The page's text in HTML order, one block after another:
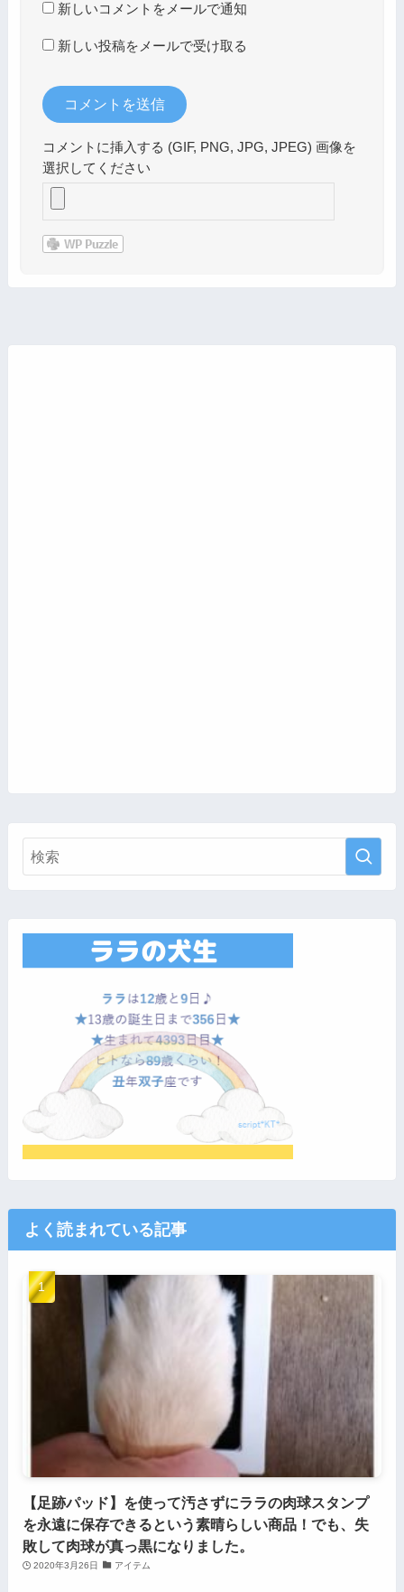
新しいコメントをメールで通知
新しい投稿をメールで受け取る
コメントに挿入する (GIF, PNG, JPG, JPEG) 画像を
選択してください
よく読まれている記事
【足跡パッド】を使って汚さずにララの肉球スタンプ
を永遠に保存できるという素晴らしい商品！でも、失
敗して肉球が真っ黒になりました。
2020年3月26日 アイテム